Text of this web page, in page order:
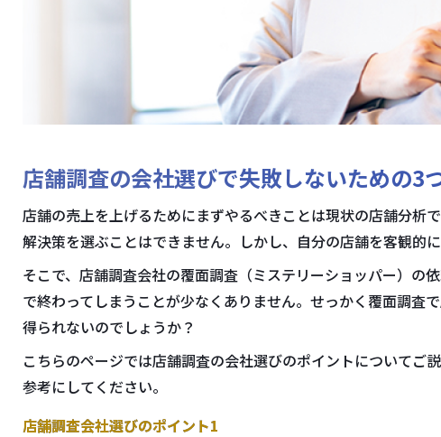
店舗調査の会社選びで失敗しないための3
店舗の売上を上げるためにまずやるべきことは現状の店舗分析
解決策を選ぶことはできません。しかし、自分の店舗を客観的
そこで、店舗調査会社の覆面調査（ミステリーショッパー）の
で終わってしまうことが少なくありません。せっかく覆面調査
得られないのでしょうか？
こちらのページでは店舗調査の会社選びのポイントについてご
参考にしてください。
店舗調査会社選びのポイント1